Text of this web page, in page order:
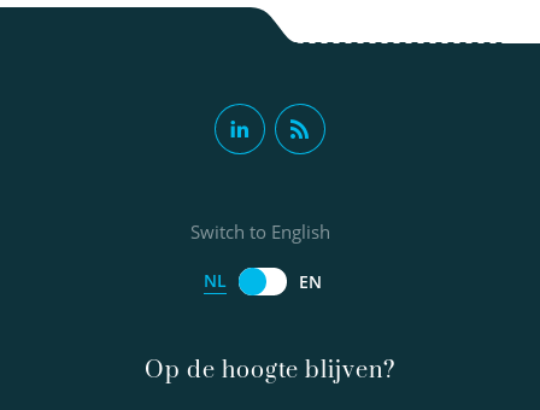
Op de hoogte blijven?
Switch to English
NL EN